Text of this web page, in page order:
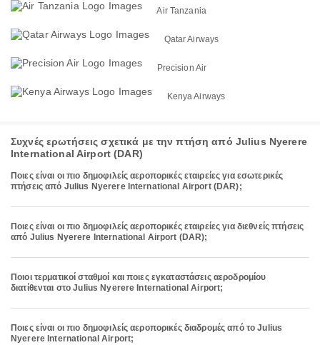
Air Tanzania
Qatar Airways
Precision Air
Kenya Airways
Συχνές ερωτήσεις σχετικά με την πτήση από Julius Nyerere
International Airport (DAR)
Ποιες είναι οι πιο δημοφιλείς αεροπορικές εταιρείες για εσωτερικές
πτήσεις από Julius Nyerere International Airport (DAR);
Ποιες είναι οι πιο δημοφιλείς αεροπορικές εταιρείες για διεθνείς πτήσεις
από Julius Nyerere International Airport (DAR);
Ποιοι τερματικοί σταθμοί και ποιες εγκαταστάσεις αεροδρομίου
διατίθενται στο Julius Nyerere International Airport;
Ποιες είναι οι πιο δημοφιλείς αεροπορικές διαδρομές από το Julius
Nyerere International Airport;